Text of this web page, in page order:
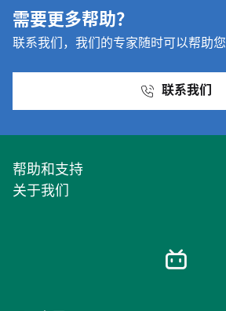
需要更多帮助？
联系我们，我们的专家随时可以帮助您
联系我们
帮助和支持
关于我们